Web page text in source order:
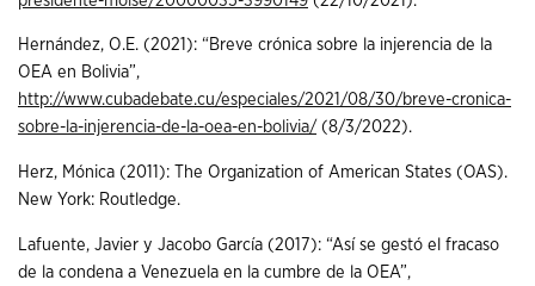
Hernández, O.E. (2021): “Breve crónica sobre la injerencia de la
OEA en Bolivia”,
http://www.cubadebate.cu/especiales/2021/08/30/breve-cronica-
sobre-la-injerencia-de-la-oea-en-bolivia/ (8/3/2022).
Herz, Mónica (2011): The Organization of American States (OAS).
New York: Routledge.
Lafuente, Javier y Jacobo García (2017): “Así se gestó el fracaso
de la condena a Venezuela en la cumbre de la OEA”,